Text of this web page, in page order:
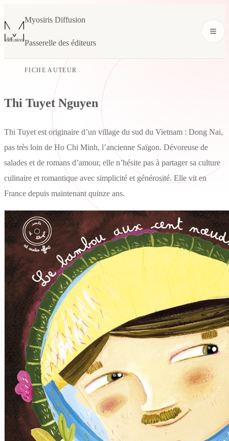
Myosiris Diffusion
Passerelle des éditeurs
FICHE AUTEUR
Thi Tuyet Nguyen
Thi Tuyet est originaire d’un village du sud du Vietnam : Dong Nai,
pas très loin de Ho Chi Minh, l’ancienne Saïgon. Dévoreuse de
salades et de romans d’amour, elle n’hésite pas à partager sa culture
culinaire et romantique avec simplicité et générosité. Elle vit en
France depuis maintenant quinze ans.